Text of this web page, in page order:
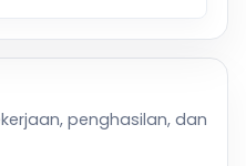
penghasilan, dan